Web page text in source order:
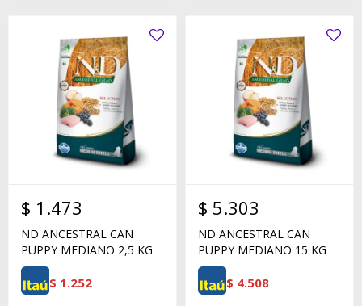
$ 1.473
ND ANCESTRAL CAN
PUPPY MEDIANO 2,5 KG
$ 1.252
$ 5.303
ND ANCESTRAL CAN
PUPPY MEDIANO 15 KG
$ 4.508